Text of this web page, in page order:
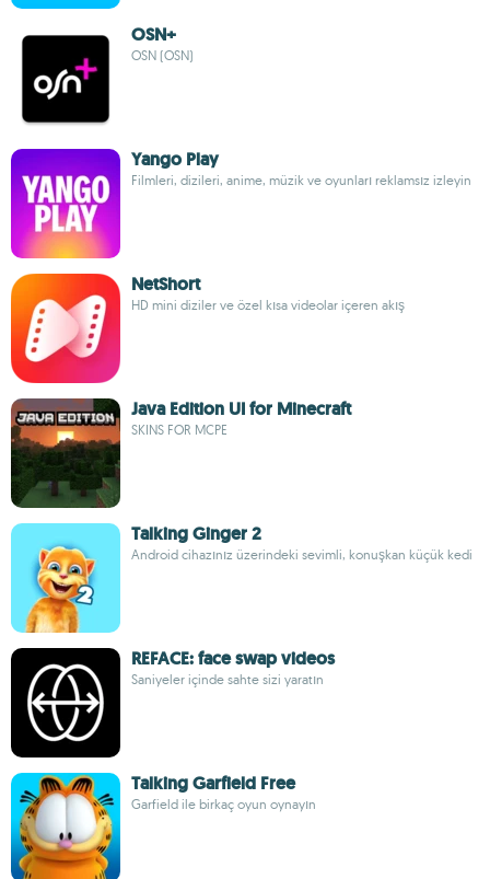
OSN+
OSN (OSN)
Yango Play
Filmleri, dizileri, anime, müzik ve oyunları reklamsız izleyin
NetShort
HD mini diziler ve özel kısa videolar içeren akış
Java Edition UI for Minecraft
SKINS FOR MCPE
Talking Ginger 2
Android cihazınız üzerindeki sevimli, konuşkan küçük kedi
REFACE: face swap videos
Saniyeler içinde sahte sizi yaratın
Talking Garfield Free
Garfield ile birkaç oyun oynayın